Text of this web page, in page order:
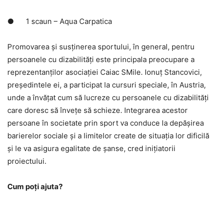
● 1 scaun – Aqua Carpatica
Promovarea și susținerea sportului, în general, pentru
persoanele cu dizabilități este principala preocupare a
reprezentanților asociației Caiac SMile. Ionuț Stancovici,
președintele ei, a participat la cursuri speciale, în Austria,
unde a învățat cum să lucreze cu persoanele cu dizabilități
care doresc să învețe să schieze. Integrarea acestor
persoane în societate prin sport va conduce la depășirea
barierelor sociale și a limitelor create de situația lor dificilă
și le va asigura egalitate de șanse, cred inițiatorii
proiectului.
Cum poți ajuta?